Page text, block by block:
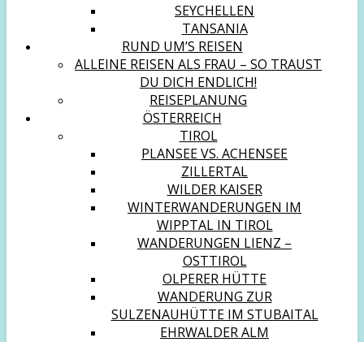
SEYCHELLEN
TANSANIA
RUND UM’S REISEN
ALLEINE REISEN ALS FRAU – SO TRAUST
DU DICH ENDLICH!
REISEPLANUNG
ÖSTERREICH
TIROL
PLANSEE VS. ACHENSEE
ZILLERTAL
WILDER KAISER
WINTERWANDERUNGEN IM
WIPPTAL IN TIROL
WANDERUNGEN LIENZ –
OSTTIROL
OLPERER HÜTTE
WANDERUNG ZUR
SULZENAUHÜTTE IM STUBAITAL
EHRWALDER ALM